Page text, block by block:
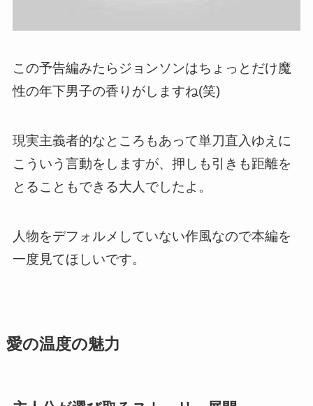
この予告編みたらジョンソンはちょっとだけ魔
性の年下男子の香りがしますね(笑)
現実主義者的なところもあって単刀直入ゆえに
こういう言動をしますが、押しも引きも距離を
とることもできる大人でしたよ。
人物をデフォルメしていない作風なので本編を
一度見てほしいです。
愛の温度の魅力